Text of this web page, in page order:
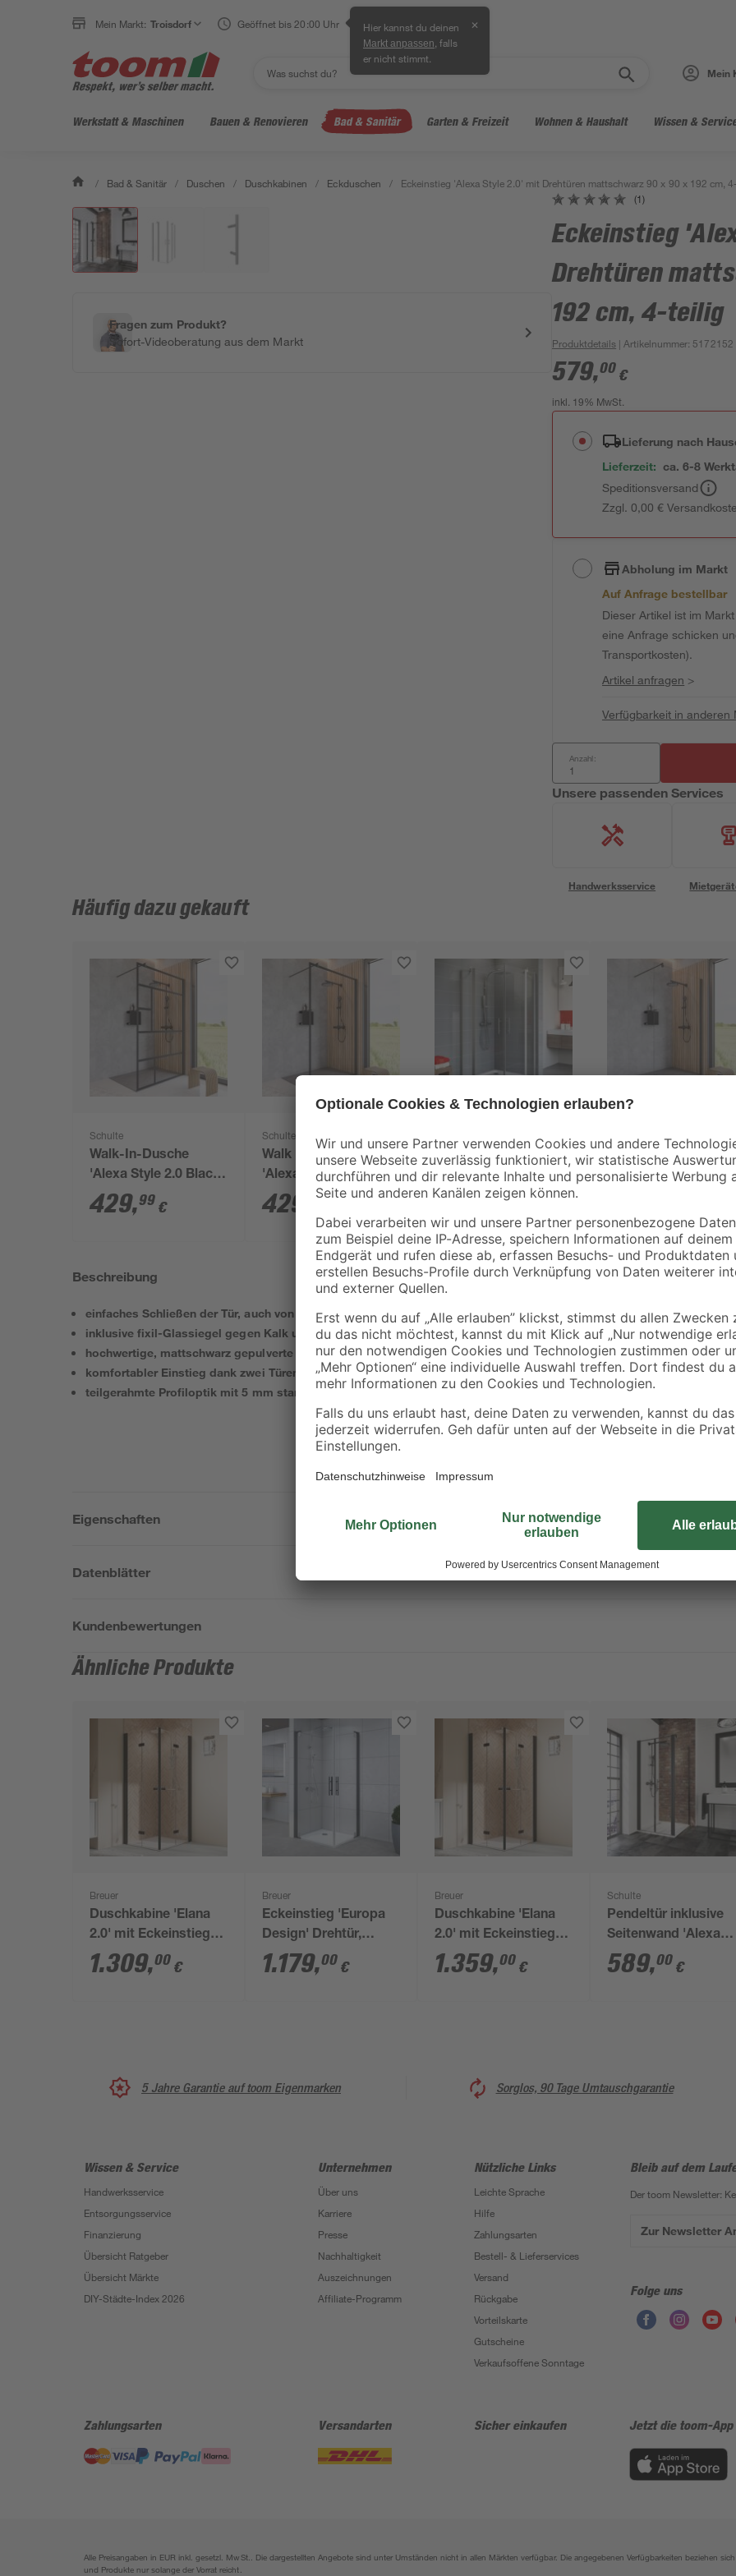
Mein Markt: Troisdorf Geöffnet bis 20:00 Uhr Hier kannst du deinen
Markt anpassen , falls
er nicht stimmt.
✕
Mein
Werkstatt & Maschinen Bauen & Renovieren Bad & Sanitär Garten & Freizeit Wohnen & Haushalt Wissen &
/ Bad & Sanitär / Duschen / Duschkabinen / Eckduschen / Eckeinstieg 'Alexa Style 2.0' mit Drehtüren mattschwarz 90 x 90 x 192 cm,
Fragen zum Produkt?
Sofort-Videoberatung aus dem Markt
(1)
Eckeinstieg
Drehtüren
192 cm, 4-teilig
Produktdetails | Artikelnummer: 5172152
579,00 €
inkl. 19% MwSt.
Lieferung nach
Lieferzeit: ca. 6-8
Speditionsversand
Zzgl. 0,00 €
Abholung im Markt
Auf Anfrage bestellbar
Dieser Artikel ist im
eine Anfrage schicken
Transportkosten).
Artikel anfragen >
Verfügbarkeit in anderen
Anzahl:
Unsere passenden Services
Handwerksservice
Häufig dazu gekauft
Schulte
Walk-In-Dusche
'Alexa Style 2.0 Black
Style' teilgerahmt,
schwarz, 120 x 200
429,99 €
Schulte
Walk In Duschwand
'Alexa Style 2.0'
schwarz 120 x 200 cm
429 99
Eckdusche mit
Drehtür 'Alexa Style
2.0' teilgerahmt,
aluminiumfarben, 90 x
192 x 90 cm
549, 00
Schulte
Walk In Duschwand
'Alexa Style 2.0'
Beschreibung
einfaches Schließen der Tür, auch von innen
inklusive fixil-Glassiegel gegen Kalk und Schmutz
hochwertige, mattschwarz gepulverte Aluminiumprofile
komfortabler Einstieg dank zwei Türen und diagonalem Einstieg
teilgerahmte Profiloptik mit 5 mm starkem Sicherheitsglas (ESG)
Der Eckeinstieg 'Alexa Style 2.0
mattschwarzen Rahmung sofort
aus Aluminium verpasst du
überzeugt der Eckeinstieg von
starken Echtglaselementen
und dementsprechend
Vorteil ist, dass der Eckeinstieg
Glaselemente ohne großen
Der Hersteller bietet für diesen
Eigenschaften
Datenblätter
Kundenbewertungen
Ähnliche Produkte
Breuer
Duschkabine 'Elana
2.0' mit Eckeinstieg
mattschwarz 90 x 90
x 200 cm
1.309,00 €
Breuer
Eckeinstieg 'Europa
Design' Drehtür,
teilgerahmt, schwarz-
matt, 90 x 200 x 90
1.179,00 €
Breuer
Duschkabine 'Elana
2.0' mit Eckeinstieg
mattschwarz 100 x
100 x 200 cm
1.359,00 €
Schulte
Pendeltür inklusive
Seitenwand 'Alexa
Style 2.0'
mattschwarz 90 x 90
589,00 €
5 Jahre Garantie auf toom Eigenmarken Sorglos, 90 Tage Umtauschgarantie
Wissen & Service
Handwerksservice
Entsorgungsservice
Finanzierung
Übersicht Ratgeber
Übersicht Märkte
DIY-Städte-Index 2026
Unternehmen
Über uns
Karriere
Presse
Nachhaltigkeit
Auszeichnungen
Affiliate-Programm
Nützliche Links
Leichte Sprache
Hilfe
Zahlungsarten
Bestell- & Lieferservices
Versand
Rückgabe
Vorteilskarte
Gutscheine
Verkaufsoffene Sonntage
Bleib auf dem
Der toom Newsletter:
Zur Newsletter
Folge uns
Zahlungsarten Versandarten Sicher einkaufen Jetzt die toom-
Alle Preisangaben in EUR inkl. gesetzl. MwSt.. Die dargestellten Angebote sind unter Umständen nicht in allen Märkten verfügbar. Die angegebenen Verfügbarkeiten beziehen
und Produkte nur solange der Vorrat reicht.